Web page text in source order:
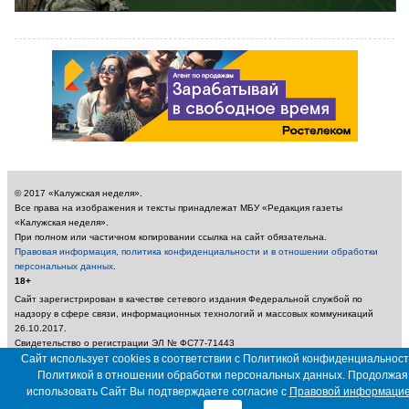
© 2017 «Калужская неделя».
Все права на изображения и тексты принадлежат МБУ «Редакция газеты
«Калужская неделя».
При полном или частичном копировании ссылка на сайт обязательна.
Правовая информация, политика конфиденциальности и в отношении обработки
персональных данных
18+
Сайт зарегистрирован в качестве сетевого издания Федеральной службой по
надзору в сфере связи, информационных технологий и массовых коммуникаций
26.10.2017.
Свидетельство о регистрации ЭЛ № ФС77-71443
Учредитель: Муниципальное бюджетное учреждение «Редакция газеты «Калужская
неделя»
Главный редактор: Амбарцумян А. Ю. / Электронный адрес редакции:
nedelya_kaluga@adm.kaluga.ru / Телефон редакции: 400-424
Сайт использует cookies в соответствии с Политикой
Политикой в отношении обработки персональных данных. Продолжая
использовать Сайт Вы подтверждаете согласие с Правовой